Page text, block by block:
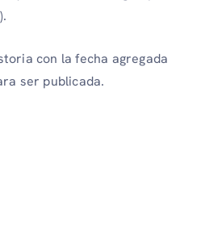
con la fecha agregada
ser publicada.